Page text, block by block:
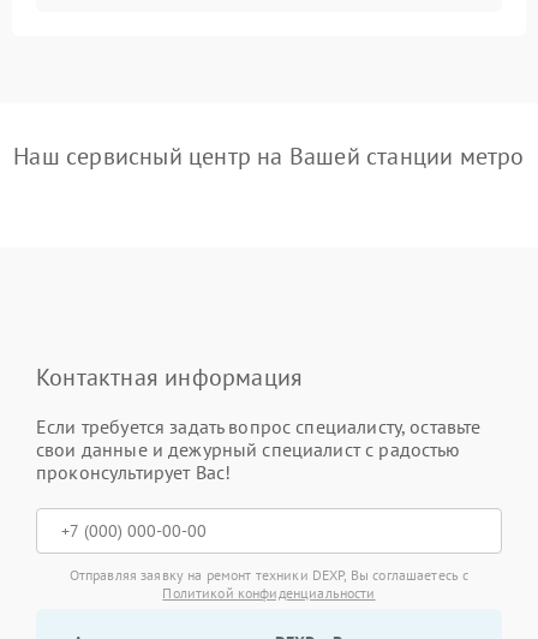
Наш сервисный центр на Вашей станции метро
Контактная информация
Если требуется задать вопрос специалисту, оставьте
свои данные и дежурный специалист с радостью
проконсультирует Вас!
Отправляя заявку на ремонт техники DEXP, Вы соглашаетесь с
Политикой конфиденциальности